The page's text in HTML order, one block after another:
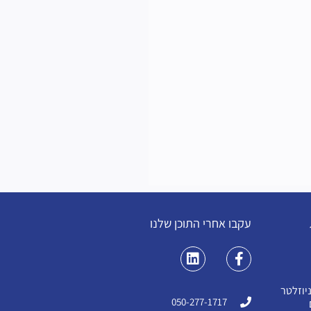
עקבו אחרי התוכן שלנו
050-277-1717